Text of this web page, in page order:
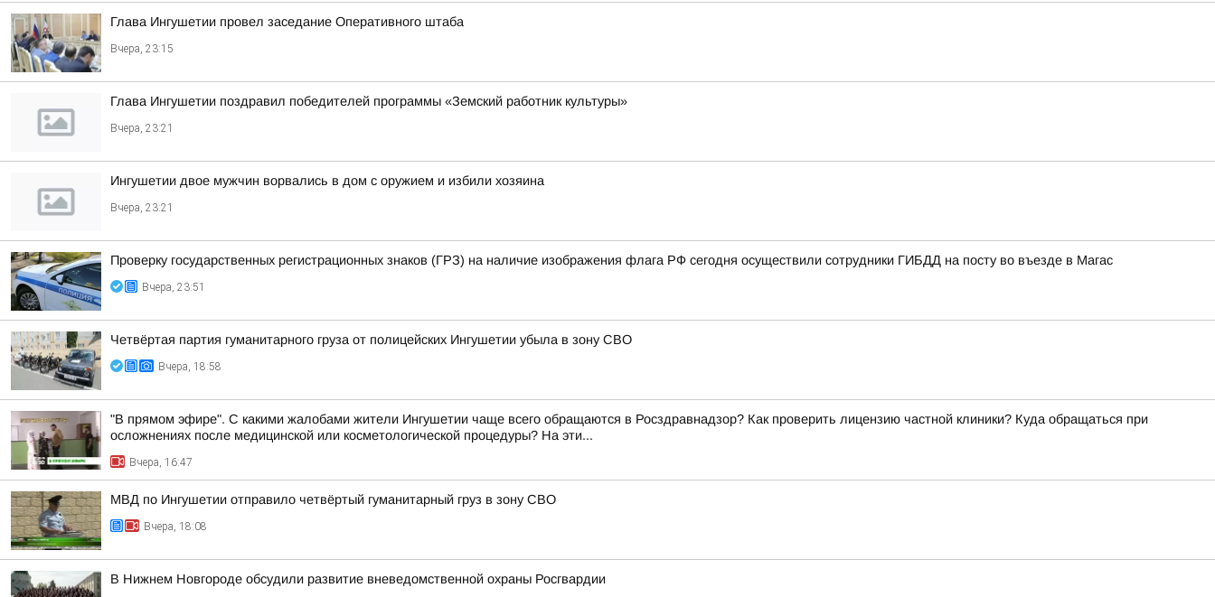
Глава Ингушетии провел заседание Оперативного штаба
Вчера, 23:15
Глава Ингушетии поздравил победителей программы «Земский работник культуры»
Вчера, 23:21
Ингушетии двое мужчин ворвались в дом с оружием и избили хозяина
Вчера, 23:21
Проверку государственных регистрационных знаков (ГРЗ) на наличие изображения флага РФ сегодня осуществили сотрудники ГИБДД на посту во въезде в Магас
Вчера, 23:51
Четвёртая партия гуманитарного груза от полицейских Ингушетии убыла в зону СВО
Вчера, 18:58
"В прямом эфире". С какими жалобами жители Ингушетии чаще всего обращаются в Росздравнадзор? Как проверить лицензию частной клиники? Куда обращаться при
осложнениях после медицинской или косметологической процедуры? На эти...
Вчера, 16:47
МВД по Ингушетии отправило четвёртый гуманитарный груз в зону СВО
Вчера, 18:08
В Нижнем Новгороде обсудили развитие вневедомственной охраны Росгвардии